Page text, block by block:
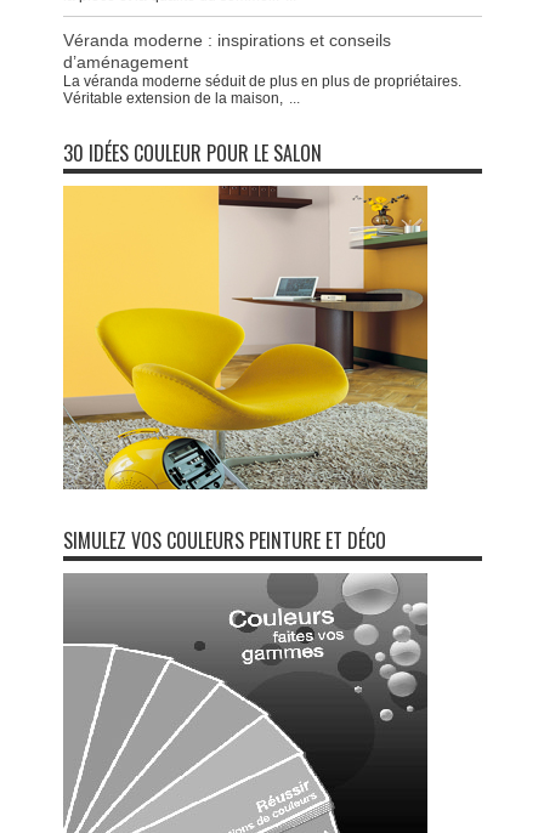
Véranda moderne : inspirations et conseils
d’aménagement
La véranda moderne séduit de plus en plus de propriétaires.
Véritable extension de la maison, ...
30 IDÉES COULEUR POUR LE SALON
SIMULEZ VOS COULEURS PEINTURE ET DÉCO